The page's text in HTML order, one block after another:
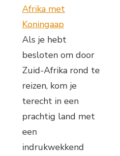
Afrika met
Koningaap
Als je hebt
besloten om door
Zuid-Afrika rond te
reizen, kom je
terecht in een
prachtig land met
een
indrukwekkend